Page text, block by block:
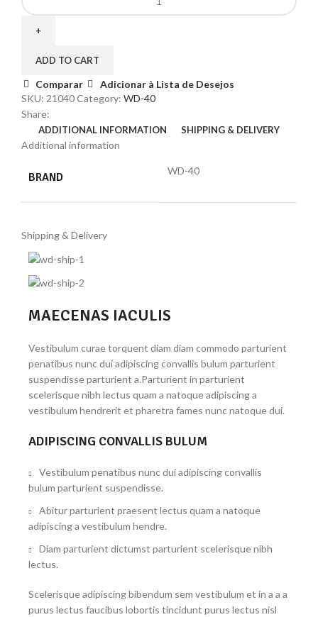
ADD TO CART
Comparar
Adicionar à Lista de Desejos
SKU: 21040Category: WD-40
Share:
ADDITIONAL INFORMATION SHIPPING & DELIVERY
Additional information
BRAND WD-40
Shipping & Delivery
MAECENAS IACULIS
Vestibulum curae torquent diam diam commodo parturient
penatibus nunc dui adipiscing convallis bulum parturient
suspendisse parturient a.Parturient in parturient
scelerisque nibh lectus quam a natoque adipiscing a
vestibulum hendrerit et pharetra fames nunc natoque dui.
ADIPISCING CONVALLIS BULUM
Vestibulum penatibus nunc dui adipiscing convallis
bulum parturient suspendisse.
Abitur parturient praesent lectus quam a natoque
adipiscing a vestibulum hendre.
Diam parturient dictumst parturient scelerisque nibh
lectus.
Scelerisque adipiscing bibendum sem vestibulum et in a a a
purus lectus faucibus lobortis tincidunt purus lectus nisl